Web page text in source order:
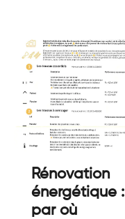
Rénovation
énergétique :
par où